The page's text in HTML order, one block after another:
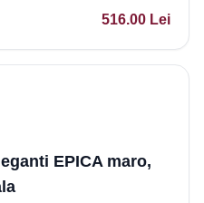
516.00 Lei
EPICA maro,